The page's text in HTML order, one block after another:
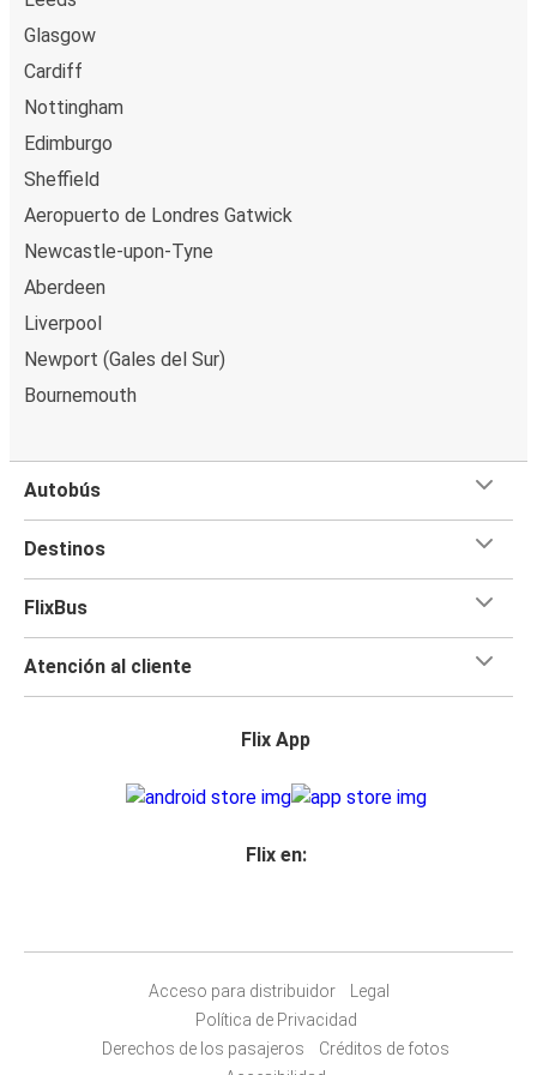
Glasgow
Cardiff
Nottingham
Edimburgo
Sheffield
Aeropuerto de Londres Gatwick
Newcastle-upon-Tyne
Aberdeen
Liverpool
Newport (Gales del Sur)
Bournemouth
Autobús
Destinos
FlixBus
Atención al cliente
Flix App
Flix en:
Acceso para distribuidor
Legal
Política de Privacidad
Derechos de los pasajeros
Créditos de fotos